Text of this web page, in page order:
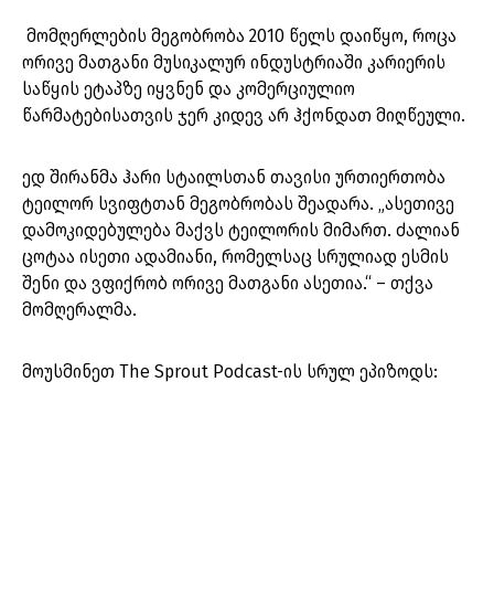
მომღერლების მეგობრობა 2010 წელს დაიწყო, როცა
ორივე მათგანი მუსიკალურ ინდუსტრიაში კარიერის
საწყის ეტაპზე იყვნენ და კომერციულიო
წარმატებისათვის ჯერ კიდევ არ ჰქონდათ მიღწეული.
ედ შირანმა ჰარი სტაილსთან თავისი ურთიერთობა
ტეილორ სვიფტთან მეგობრობას შეადარა. „ასეთივე
დამოკიდებულება მაქვს ტეილორის მიმართ. ძალიან
ცოტაა ისეთი ადამიანი, რომელსაც სრულიად ესმის
შენი და ვფიქრობ ორივე მათგანი ასეთია.“ – თქვა
მომღერალმა.
მოუსმინეთ The Sprout Podcast-ის სრულ ეპიზოდს: